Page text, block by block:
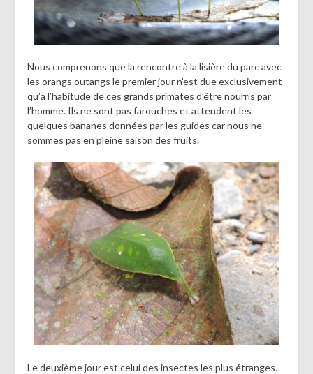
Nous comprenons que la rencontre à la lisière du parc avec
les orangs outangs le premier jour n’est due exclusivement
qu’à l’habitude de ces grands primates d’être nourris par
l’homme. Ils ne sont pas farouches et attendent les
quelques bananes données par les guides car nous ne
sommes pas en pleine saison des fruits.
Le deuxième jour est celui des insectes les plus étranges.